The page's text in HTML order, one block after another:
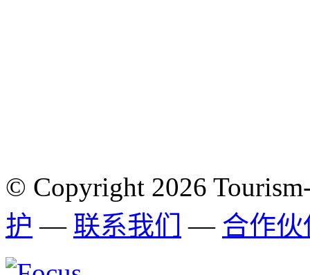
© Copyright 2026
护 — 联系我们 — 合作伙